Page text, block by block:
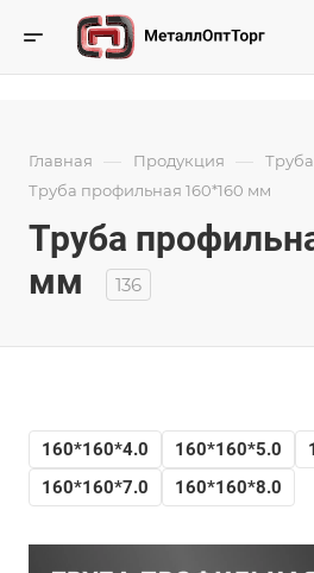
Главная — Продукция —
Труба профильная 160*160 мм
Труба
мм
136
160*160*4.0 160*160*5.0
160*160*7.0
160*160*8.0